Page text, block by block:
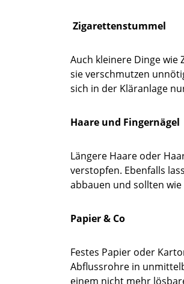
Zigarettenstummel
Auch kleinere Dinge
sie verschmutzen
sich in der Kläranlage
Haare und Fingernägel
Längere Haare oder
verstopfen. Ebenfalls
abbauen und sollten
Papier & Co
Festes Papier oder
Abflussrohre in
einem nicht mehr